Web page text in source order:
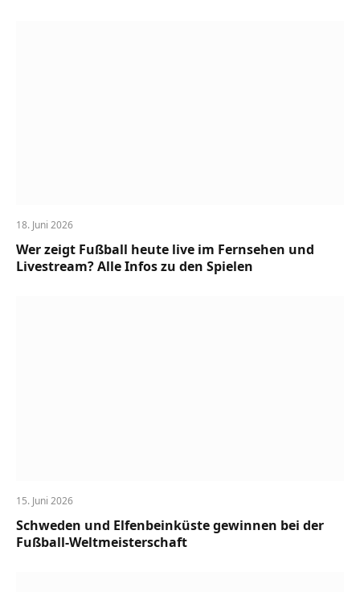
18. Juni 2026
Wer zeigt Fußball heute live im Fernsehen und
Livestream? Alle Infos zu den Spielen
15. Juni 2026
Schweden und Elfenbeinküste gewinnen bei der
Fußball-Weltmeisterschaft